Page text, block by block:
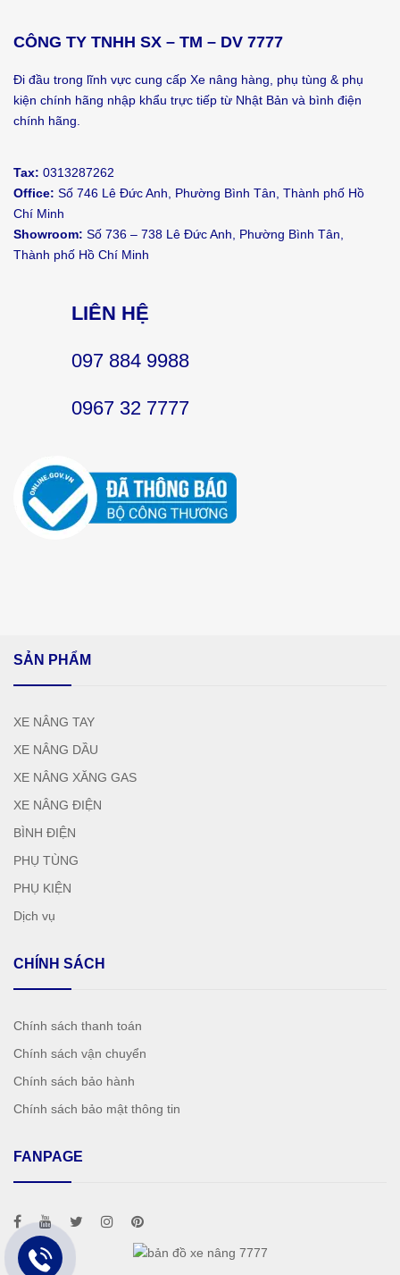
CÔNG TY TNHH SX – TM – DV 7777
Đi đầu trong lĩnh vực cung cấp Xe nâng hàng, phụ tùng & phụ
kiện chính hãng nhập khẩu trực tiếp từ Nhật Bản và bình điện
chính hãng.
Tax: 0313287262
Office: Số 746 Lê Đức Anh, Phường Bình Tân, Thành phố Hồ
Chí Minh
Showroom: Số 736 – 738 Lê Đức Anh, Phường Bình Tân,
Thành phố Hồ Chí Minh
LIÊN HỆ
097 884 9988
0967 32 7777
SẢN PHẨM
XE NÂNG TAY
XE NÂNG DẦU
XE NÂNG XĂNG GAS
XE NÂNG ĐIỆN
BÌNH ĐIỆN
PHỤ TÙNG
PHỤ KIỆN
Dịch vụ
CHÍNH SÁCH
Chính sách thanh toán
Chính sách vận chuyển
Chính sách bảo hành
Chính sách bảo mật thông tin
FANPAGE